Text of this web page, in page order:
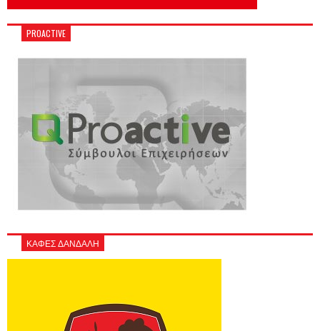
PROACTIVE
ΚΑΦΕΣ ΔΑΝΔΑΛΗ